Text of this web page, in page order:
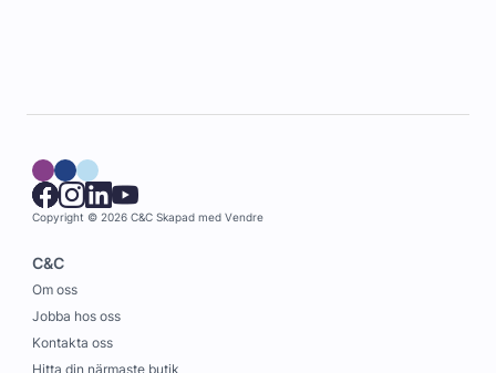
Copyright © 2026 C&C Skapad med Vendre
C&C
Om oss
Jobba hos oss
Kontakta oss
Hitta din närmaste butik